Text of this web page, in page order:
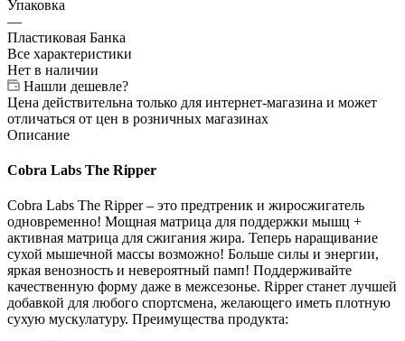
Упаковка
—
Пластиковая Банка
Все характеристики
Нет в наличии
Нашли дешевле?
Цена действительна только для интернет-магазина и может
отличаться от цен в розничных магазинах
Описание
Cobra Labs The Ripper
Cobra Labs The Ripper – это предтреник и жиросжигатель
одновременно! Мощная матрица для поддержки мышц +
активная матрица для сжигания жира. Теперь наращивание
сухой мышечной массы возможно! Больше силы и энергии,
яркая венозность и невероятный памп! Поддерживайте
качественную форму даже в межсезонье. Ripper станет лучшей
добавкой для любого спортсмена, желающего иметь плотную
сухую мускулатуру. Преимущества продукта: